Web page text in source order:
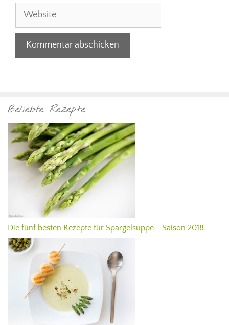
Adresse
Website
Beliebte Rezepte
Die fünf besten Rezepte für Spargelsuppe - Saison 2018